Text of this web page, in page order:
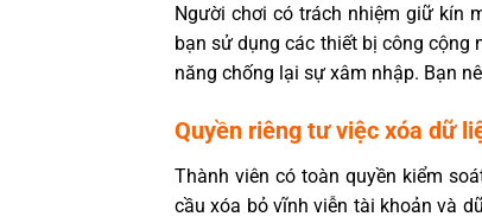
Người chơi có trách nhiệm giữ kín
bạn sử dụng các thiết bị công cộng
năng chống lại sự xâm nhập. Bạn
Quyền riêng tư việc xóa dữ
Thành viên có toàn quyền kiểm
cầu xóa bỏ vĩnh viễn tài khoản và